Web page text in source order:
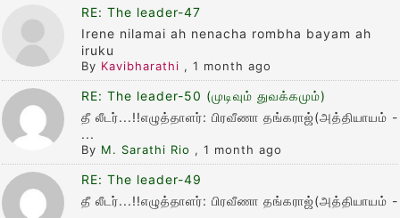
RE: The leader-47
Irene nilamai ah nenacha rombha bayam ah
iruku
By Kavibharathi , 1 month ago
RE: The leader-50 (முடிவும் துவக்கமும்)
தீ லீடர்...!!எழுத்தாளர்: பிரவீணா தங்கராஜ்(அத்தியாயம் -
...
By M. Sarathi Rio , 1 month ago
RE: The leader-49
தீ லீடர்...!!எழுத்தாளர்: பிரவீணா தங்கராஜ்(அத்தியாயம் -